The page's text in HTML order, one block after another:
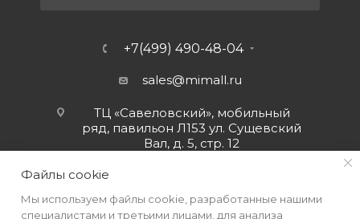
+7(499) 490-48-04
sales@mimall.ru
ТЦ «Савеловский», мобильный
ряд, павильон Л153 ул. Сущевский
Вал, д. 5, стр. 12
Файлы cookie
Мы используем файлы cookie, разработанные нашими
специалистами и третьими лицами, для анализа